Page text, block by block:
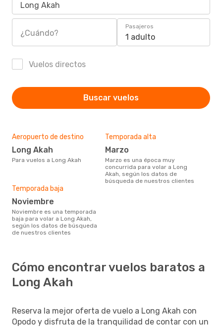
Long Akah
¿Cuándo?
Pasajeros
1 adulto
Vuelos directos
Buscar vuelos
Aeropuerto de destino
Long Akah
Para vuelos a Long Akah
Temporada alta
marzo
marzo es una época muy
concurrida para volar a Long
Akah, según los datos de
búsqueda de nuestros clientes
Temporada baja
noviembre
noviembre es una temporada
baja para volar a Long Akah,
según los datos de búsqueda
de nuestros clientes
Cómo encontrar vuelos baratos a
Long Akah
Reserva la mejor oferta de vuelo a Long Akah con
Opodo y disfruta de la tranquilidad de contar con un